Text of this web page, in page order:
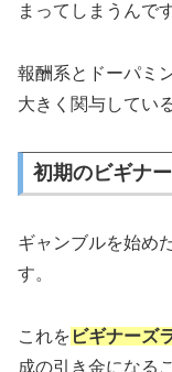
まってしまうんで
報酬系とドーパミ
大きく関与してい
初期のビギナ
ギャンブルを始め
す。
これを ビギナーズ
成の引き金になる